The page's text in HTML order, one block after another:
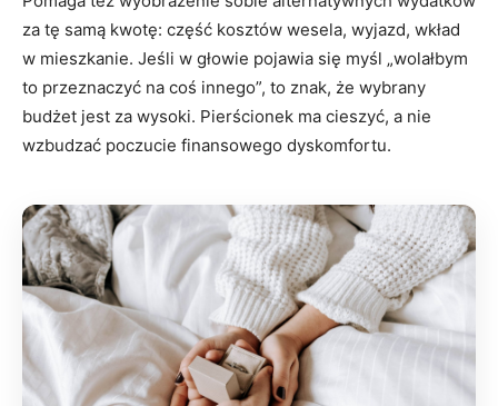
za tę samą kwotę: część kosztów wesela, wyjazd, wkład
w mieszkanie. Jeśli w głowie pojawia się myśl „wolałbym
to przeznaczyć na coś innego”, to znak, że wybrany
budżet jest za wysoki. Pierścionek ma cieszyć, a nie
wzbudzać poczucie finansowego dyskomfortu.